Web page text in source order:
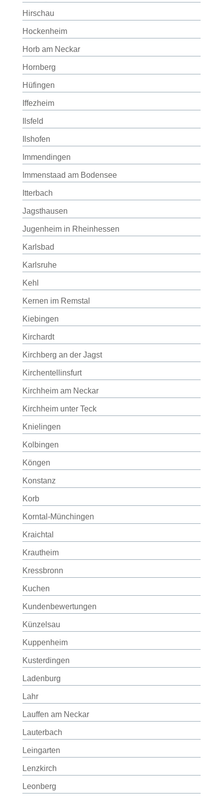
Hirschau
Hockenheim
Horb am Neckar
Hornberg
Hüfingen
Iffezheim
Ilsfeld
Ilshofen
Immendingen
Immenstaad am Bodensee
Itterbach
Jagsthausen
Jugenheim in Rheinhessen
Karlsbad
Karlsruhe
Kehl
Kernen im Remstal
Kiebingen
Kirchardt
Kirchberg an der Jagst
Kirchentellinsfurt
Kirchheim am Neckar
Kirchheim unter Teck
Knielingen
Kolbingen
Köngen
Konstanz
Korb
Korntal-Münchingen
Kraichtal
Krautheim
Kressbronn
Kuchen
Kundenbewertungen
Künzelsau
Kuppenheim
Kusterdingen
Ladenburg
Lahr
Lauffen am Neckar
Lauterbach
Leingarten
Lenzkirch
Leonberg